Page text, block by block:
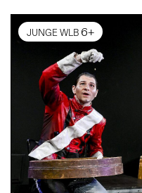
JUNGE WLB 6+